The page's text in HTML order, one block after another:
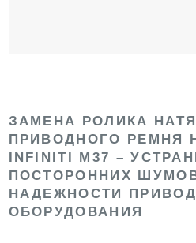
ЗАМЕНА РОЛИКА
ПРИВОДНОГО РЕМНЯ
INFINITI M37 –
ПОСТОРОННИХ
НАДЕЖНОСТИ
ОБОРУДОВАНИЯ